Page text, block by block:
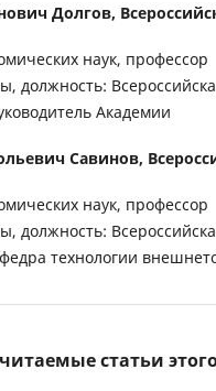
Долгов,
наук, профессор
должность:
Академии
Савинов,
наук, профессор
должность:
технологии
статьи